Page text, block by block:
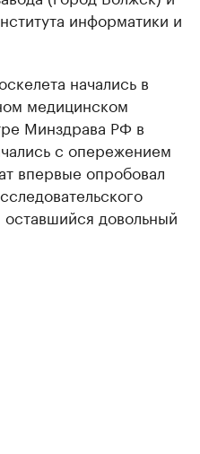
информатики и
начались в
медицинском
Минздрава РФ в
с опережением
впервые опробовал
довольный